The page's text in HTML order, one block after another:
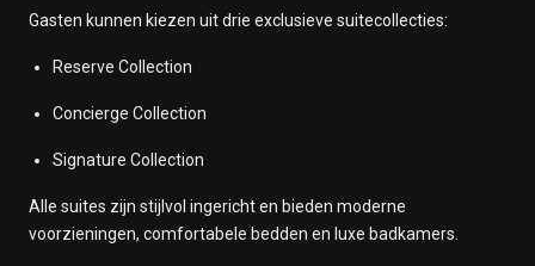
Gasten kunnen kiezen uit drie exclusieve suitecollecties:
Reserve Collection
Concierge Collection
Signature Collection
Alle suites zijn stijlvol ingericht en bieden moderne
voorzieningen, comfortabele bedden en luxe badkamers.